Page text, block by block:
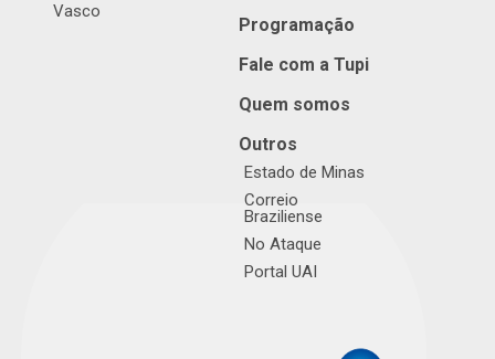
Vasco
Programação
Fale com a Tupi
Quem somos
Outros
Estado de Minas
Correio
Braziliense
No Ataque
Portal UAI